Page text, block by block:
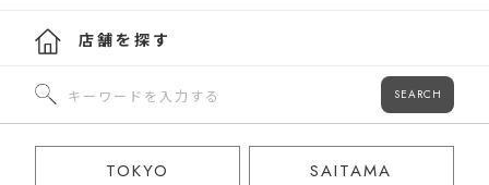
店舗を探す
SEARCH
TOKYO SAITAMA